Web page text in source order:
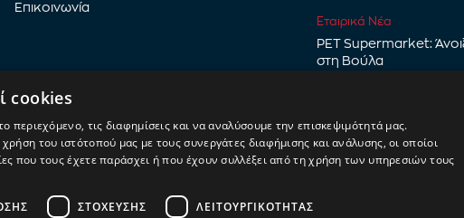
Επικοινωνία
Εταιρικά Νέα
PET Supermarket:
στη Βούλα
διατροφής για γάτες
cookies
περιεχόμενο, τις διαφημίσεις και να αναλύσουμε την επισκεψιμότητά μας.
του ιστότοπού μας με τους συνεργάτες διαφήμισης και ανάλυσης, οι οποίοι
που τους έχετε παράσχει ή που έχουν συλλέξει από τη χρήση των υπηρεσιών τους
ΣΤΌΧΕΥΣΗΣ ΛΕΙΤΟΥΡΓΙΚΌΤΗΤΑΣ